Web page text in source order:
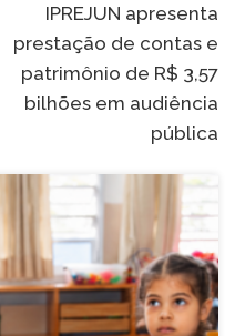
IPREJUN apresenta
prestação de contas e
patrimônio de R$ 3,57
bilhões em audiência
pública